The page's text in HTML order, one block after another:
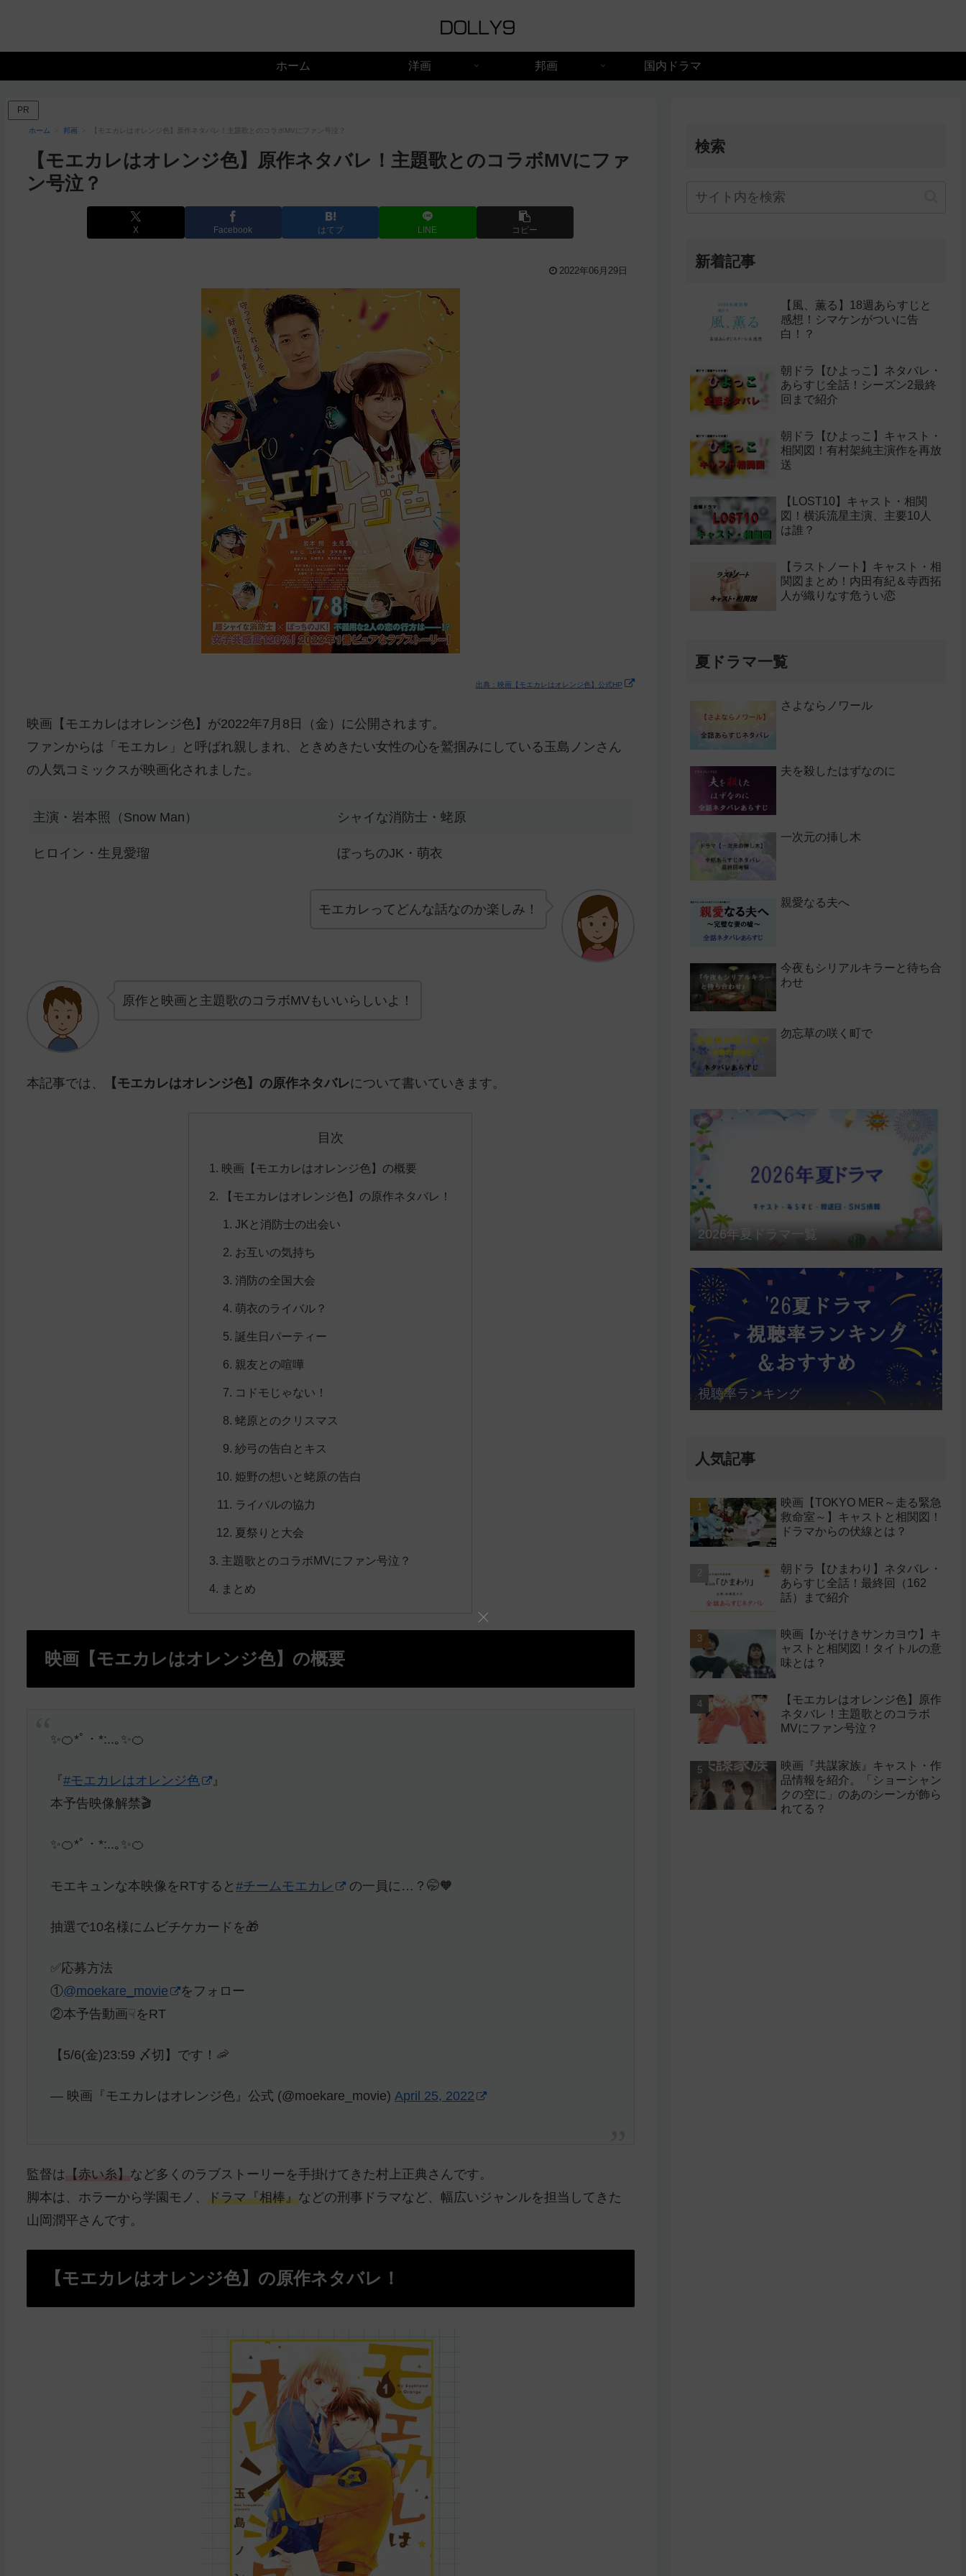
ホーム 洋画 邦画 国内ドラマ
PR
ホーム 邦画 【モエカレはオレンジ色】原作ネタバレ！主題歌とのコラボMVにファン号泣？
【モエカレはオレンジ色】原作ネタバレ！主題歌とのコラボMVにファ
ン号泣？
X Facebook はてブ LINE コピー
2022年06月29日
出典：映画【モエカレはオレンジ色】公式HP
映画【モエカレはオレンジ色】が2022年7月8日（金）に公開されます。
ファンからは「モエカレ」と呼ばれ親しまれ、ときめきたい女性の心を鷲掴みにしている玉島ノンさん
の人気コミックスが映画化されました。
主演・岩本照（Snow Man） シャイな消防士・蛯原
ヒロイン・生見愛瑠 ぼっちのJK・萌衣
モエカレってどんな話なのか楽しみ！
原作と映画と主題歌のコラボMVもいいらしいよ！
本記事では、 【モエカレはオレンジ色】の原作ネタバレについて書いていきます。
目次
映画【モエカレはオレンジ色】の概要
【モエカレはオレンジ色】の原作ネタバレ！
JKと消防士の出会い
お互いの気持ち
消防の全国大会
萌衣のライバル？
誕生日パーティー
親友との喧嘩
コドモじゃない！
蛯原とのクリスマス
紗弓の告白とキス
姫野の想いと蛯原の告白
ライバルの協力
夏祭りと大会
主題歌とのコラボMVにファン号泣？
まとめ
映画【モエカレはオレンジ色】の概要
✨🍊*ﾟ・*:..｡✨🍊
『#モエカレはオレンジ色
』
本予告映像解禁🎬
✨🍊*ﾟ・*:..｡✨🍊
モエキュンな本映像をRTすると#チームモエカレ の一員に…？🤭🧡
抽選で10名様にムビチケカードを🎁
✅応募方法
①@moekare_movie
をフォロー
②本予告動画☟をRT
【5/6(金)23:59 〆切】です！🦐
— 映画『モエカレはオレンジ色』公式 (@moekare_movie)April 25, 2022
監督は 【赤い糸】 など多くのラブストーリーを手掛けてきた村上正典さんです。
脚本は、ホラーから学園モノ、 ドラマ『相棒』などの刑事ドラマなど、幅広いジャンルを担当してきた
山岡潤平さんです。
【モエカレはオレンジ色】の原作ネタバレ！
検索
新着記事
【風、薫る】18週あらすじと
感想！シマケンがついに告
白！？
朝ドラ【ひよっこ】ネタバレ・
あらすじ全話！シーズン2最終
回まで紹介
朝ドラ【ひよっこ】キャスト・
相関図！有村架純主演作を再放
送
【LOST10】キャスト・相関
図！横浜流星主演、主要10人
は誰？
【ラストノート】キャスト・相
関図まとめ！内田有紀＆寺西拓
人が織りなす危うい恋
夏ドラマ一覧
さよならノワール
夫を殺したはずなのに
一次元の挿し木
親愛なる夫へ
今夜もシリアルキラーと待ち合
わせ
勿忘草の咲く町で
2026年夏ドラマ一覧
視聴率ランキング
人気記事
映画【TOKYO MER～走る緊急
救命室～】キャストと相関図！
ドラマからの伏線とは？
朝ドラ【ひまわり】ネタバレ・
あらすじ全話！最終回（162
話）まで紹介
映画【かそけきサンカヨウ】キ
ャストと相関図！タイトルの意
味とは？
【モエカレはオレンジ色】原作
ネタバレ！主題歌とのコラボ
MVにファン号泣？
映画『共謀家族』キャスト・作
品情報を紹介。「ショーシャン
クの空に」のあのシーンが飾ら
れてる？